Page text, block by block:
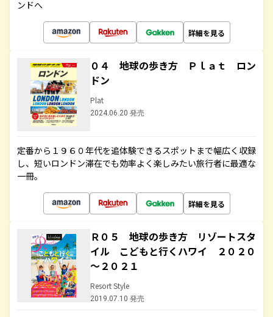
ンドへ
詳細を見る
０４ 地球の歩き方 Ｐｌａｔ ロン
ドン
Plat
2024.06.20 発売
定番から１９６０年代を追体験できるスポットまで幅広く収録
し、短いロンドン滞在でも効率よく楽しみたい旅行者に最適な
一冊。
詳細を見る
Ｒ０５ 地球の歩き方 リゾートスタ
イル こどもと行くハワイ ２０２０
～２０２１
Resort Style
2019.07.10 発売